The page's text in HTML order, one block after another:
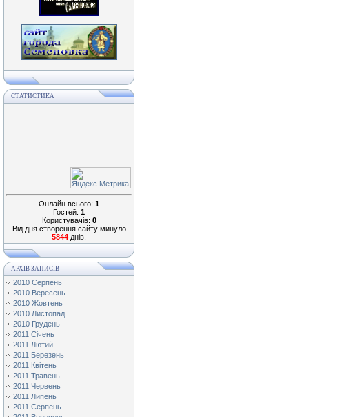
СТАТИСТИКА
Онлайн всього: 1
Гостей: 1
Користувачів: 0
Від дня створення сайту минуло
5844 днів.
АРХІВ ЗАПИСІВ
2010 Серпень
2010 Вересень
2010 Жовтень
2010 Листопад
2010 Грудень
2011 Січень
2011 Лютий
2011 Березень
2011 Квітень
2011 Травень
2011 Червень
2011 Липень
2011 Серпень